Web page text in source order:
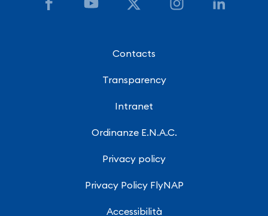
Contacts
Transparency
Intranet
Ordinanze E.N.A.C.
Privacy policy
Privacy Policy FlyNAP
Accessibilità